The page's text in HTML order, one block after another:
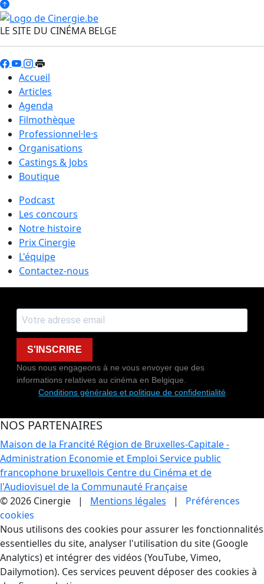
LE SITE DU CINÉMA BELGE
Accueil
Articles
Agenda
Filmothèque
Professionnel·le·s
Organisations
Castings & Jobs
Boutique
Podcast
Les concours
Notre histoire
Prix Cinergie
L'équipe
Contactez-nous
S'INSCRIRE
Nous nous engageons à ne vous envoyer que des
informations relatives au cinéma en Belgique.
Conditions générales et politique de confidentialité
NOS PARTENAIRES
Maison de la Francité Région de Bruxelles-Capitale -
Administration Economie et Emploi Service public
francophone bruxellois Centre du Cinéma et de
l'Audiovisuel de la Communauté Française
© 2026 Cinergie | Mentions légales | Préférences
cookies
Gestion des Cookies
Nous utilisons des cookies pour assurer les fonctionnalités
essentielles du site, analyser l'utilisation du site (Google
Analytics) et intégrer des vidéos (YouTube, Vimeo,
Dailymotion). Ces services peuvent déposer des cookies à